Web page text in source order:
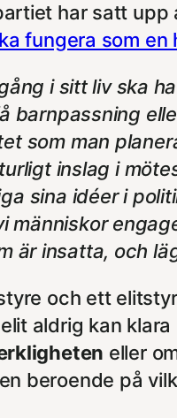
har satt upp
fungera som
i sitt liv ska
barnpassning
som man
inslag i
sina idéer i
människor
är insatta, och
och ett
aldrig kan
eller
beroende på